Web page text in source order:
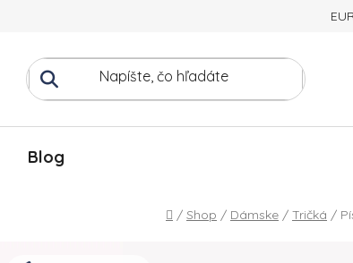
Blog
Domov
/ Shop / Dámske / Tričká /